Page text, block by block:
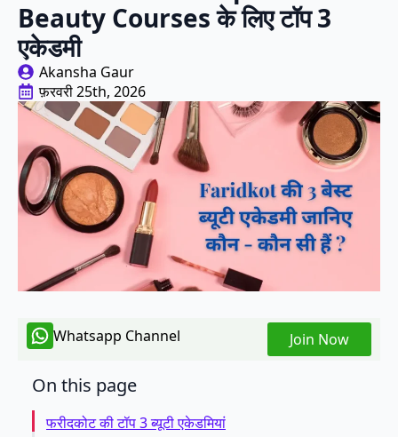
Beauty Courses के लिए टॉप 3
एकेडमी
Akansha Gaur
फ़रवरी 25th, 2026
Whatsapp Channel Join Now
On this page
फरीदकोट की टॉप 3 ब्यूटी एकेडमियां